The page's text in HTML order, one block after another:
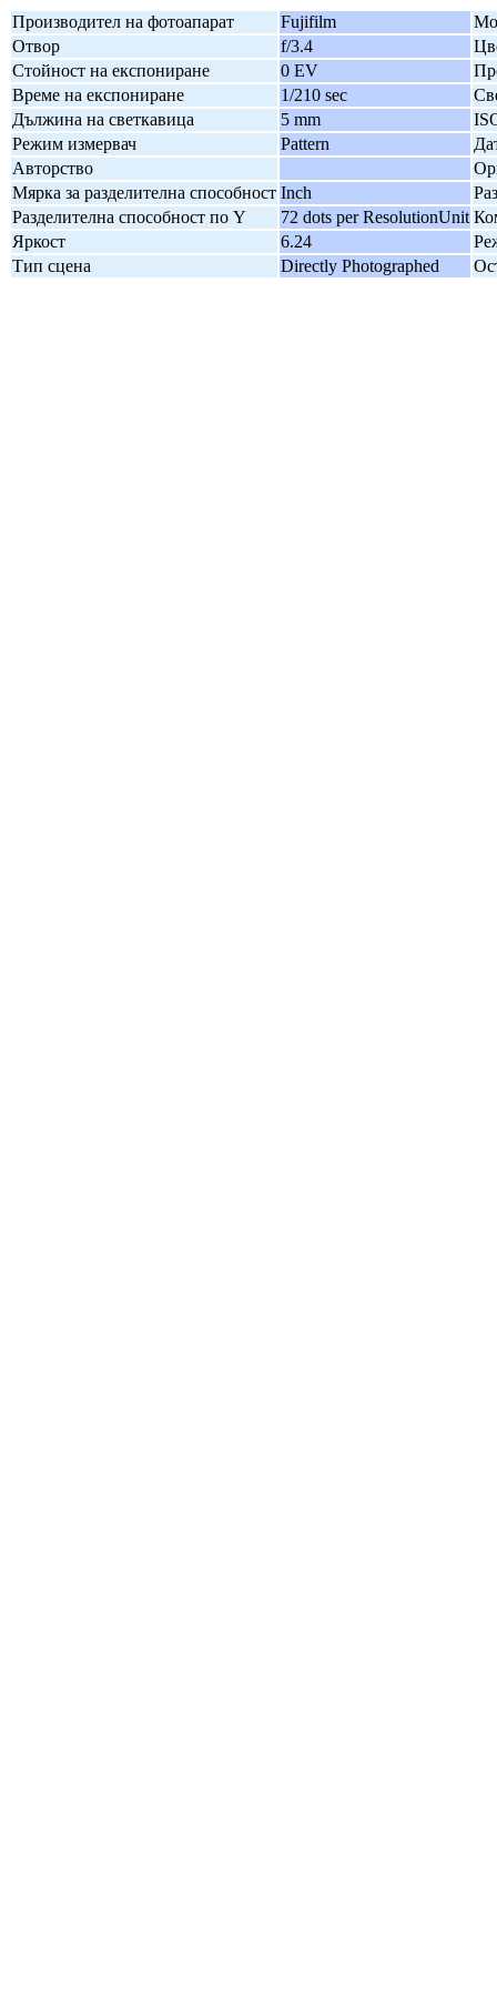
Производител на фотоапарат Fujifilm
Отвор
f/3.4
Стойност на експониране
0 EV
Време на експониране
1/210 sec
Дължина на светкавица
5 mm
Режим измервач
Pattern
Авторство
Мярка за разделителна способност Inch
Разделителна способност по Y
72 dots per ResolutionUnit
Яркост
6.24
Тип сцена
Directly Photographed